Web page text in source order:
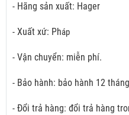
- Hãng sản xuất: Hager
- Xuất xứ: Pháp
- Vận chuyển: miễn phí.
- Bảo hành: bảo hành 12
- Đổi trả hàng: đổi trả hàng